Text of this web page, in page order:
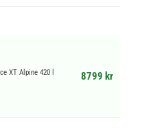
XT Alpine 420 l
8799 kr